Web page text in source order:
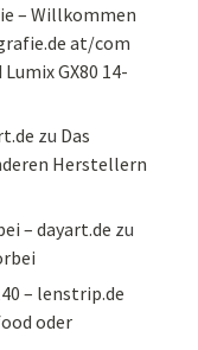
– Willkommen
at/com
GX80 14-
zu Das
Herstellern
– dayart.de zu
– lenstrip.de
oder